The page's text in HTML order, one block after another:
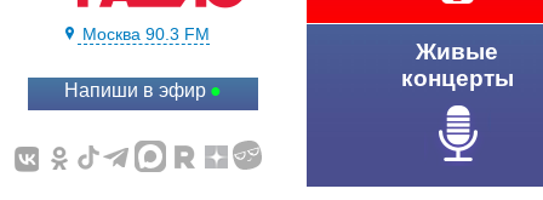
Москва 90.3 FM
Напиши в эфир
Живые
концерты